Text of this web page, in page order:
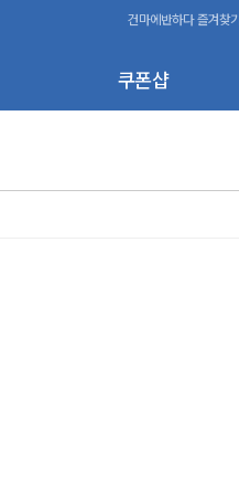
쿠폰샵
건마에반하다 즐겨찾기